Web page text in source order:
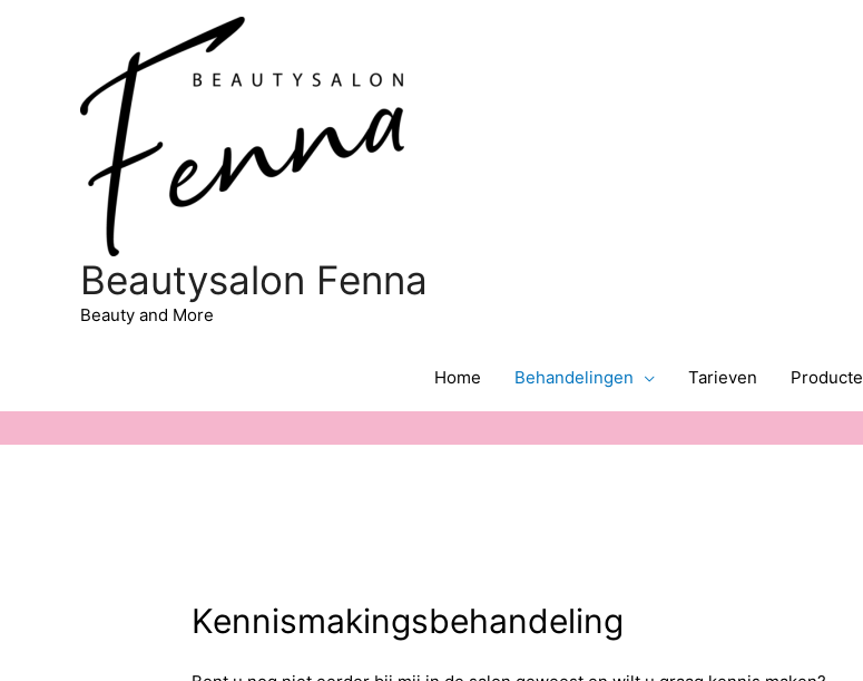
Beautysalon Fenna
Beauty and More
Home Behandelingen Tarieven
Kennismakingsbehandeling